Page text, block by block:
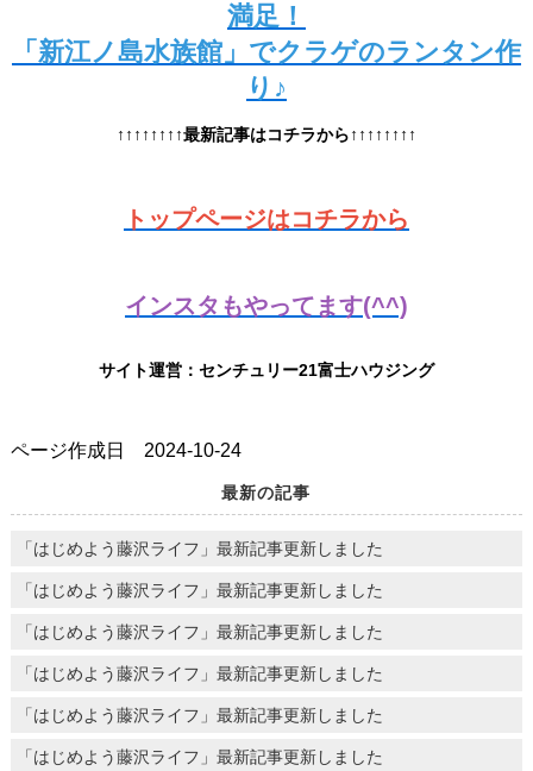
満足！
「新江ノ島水族館」でクラゲのランタン作
り♪
↑↑↑↑↑↑↑↑最新記事はコチラから↑↑↑↑↑↑↑↑
トップページはコチラから
インスタもやってます(^^)
サイト運営：センチュリー21富士ハウジング
ページ作成日 2024-10-24
最新の記事
「はじめよう藤沢ライフ」最新記事更新しました
「はじめよう藤沢ライフ」最新記事更新しました
「はじめよう藤沢ライフ」最新記事更新しました
「はじめよう藤沢ライフ」最新記事更新しました
「はじめよう藤沢ライフ」最新記事更新しました
「はじめよう藤沢ライフ」最新記事更新しました